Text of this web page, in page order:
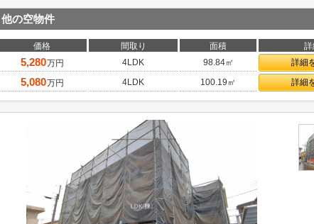
他の空物件
価格 間取り 面積 詳
5,280万円 4LDK 98.84㎡ 詳細
5,080万円 4LDK 100.19㎡ 詳細